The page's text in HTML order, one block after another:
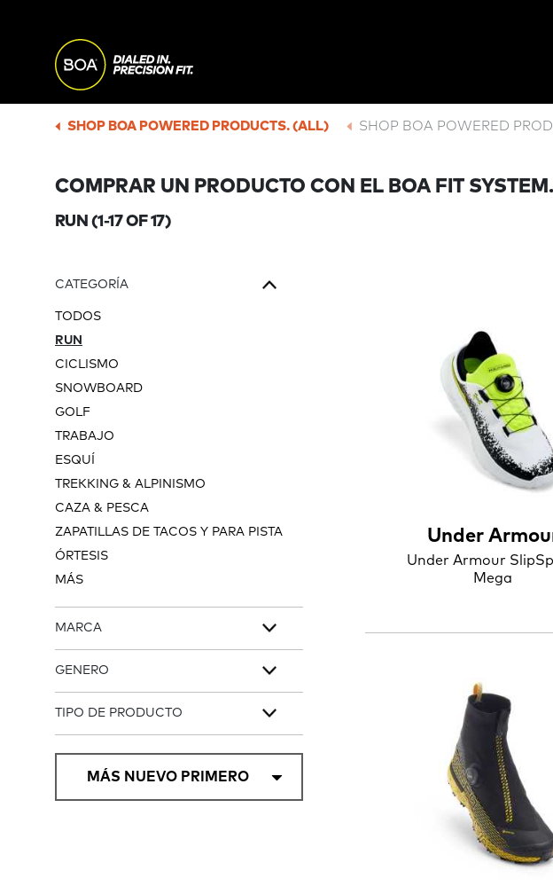
NAVIGATION
Begin main content
BREADCRUMB
SHOP BOA POWERED PRODUCTS. (ALL) SHOP BOA POWERED
COMPRAR UN PRODUCTO CON EL BOA FIT SYSTEM.
RUN (1-17 OF 17)
CATEGORÍA
TODOS
RUN
CICLISMO
SNOWBOARD
GOLF
TRABAJO
ESQUÍ
TREKKING & ALPINISMO
CAZA & PESCA
ZAPATILLAS DE TACOS Y PARA PISTA
ÓRTESIS
MÁS
MARCA
GENERO
TIPO DE PRODUCTO
MÁS NUEVO PRIMERO
Under
Under Armour
Mega